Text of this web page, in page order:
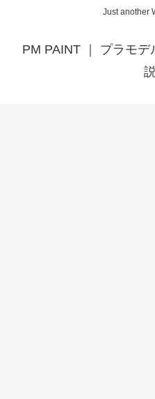
Just another
PM PAINT ｜ プラモ